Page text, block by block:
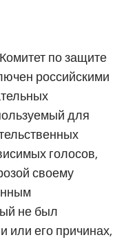
по защите
российскими
для
голосов,
своему
не был
или его причинах,